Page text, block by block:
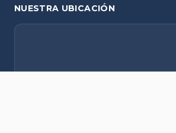
NUESTRA UBICACIÓN